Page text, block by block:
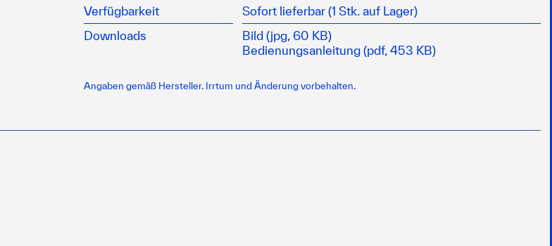
Verfügbarkeit
Sofort lieferbar (1 Stk. auf Lager)
Downloads
Bild (jpg, 60 KB)
Bedienungsanleitung (pdf, 453 KB)
Angaben gemäß Hersteller. Irrtum und Änderung vorbehalten.